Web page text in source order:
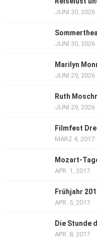
JUNI 30, 2026
JUNI 30, 2026
Marilyn
JUNI 29, 2026
Ruth
JUNI 29, 2026
Filmfest
MÄRZ 4, 2017
Mozart-
APR. 1, 2017
Frühjahr
APR. 5, 2017
Die Stunde
APR. 8, 2017